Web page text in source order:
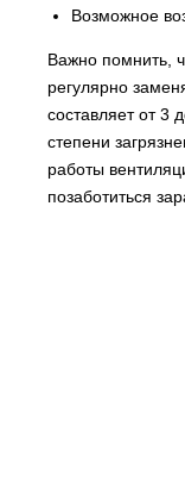
Возможное
Важно помнить,
регулярно
составляет от 3
степени
работы
позаботиться